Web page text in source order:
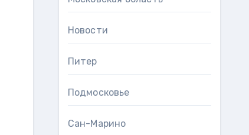
Новости
Питер
Подмосковье
Сан-Марино